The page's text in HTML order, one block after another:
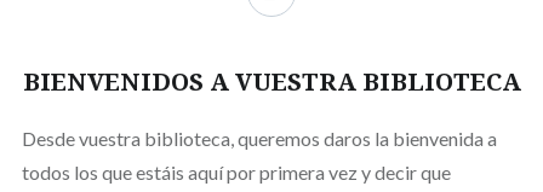
BIENVENIDOS A VUESTRA BIBLIOTECA
Desde vuestra biblioteca, queremos daros la bienvenida a
todos los que estáis aquí por primera vez y decir que